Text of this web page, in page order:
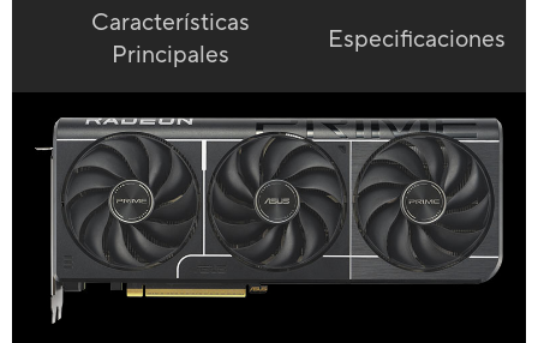
Características
Principales
Especificaciones